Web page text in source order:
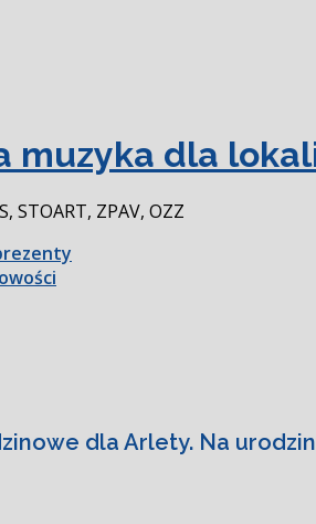
muzyka dla
STOART, ZPAV, OZZ
dla Arlety. Na